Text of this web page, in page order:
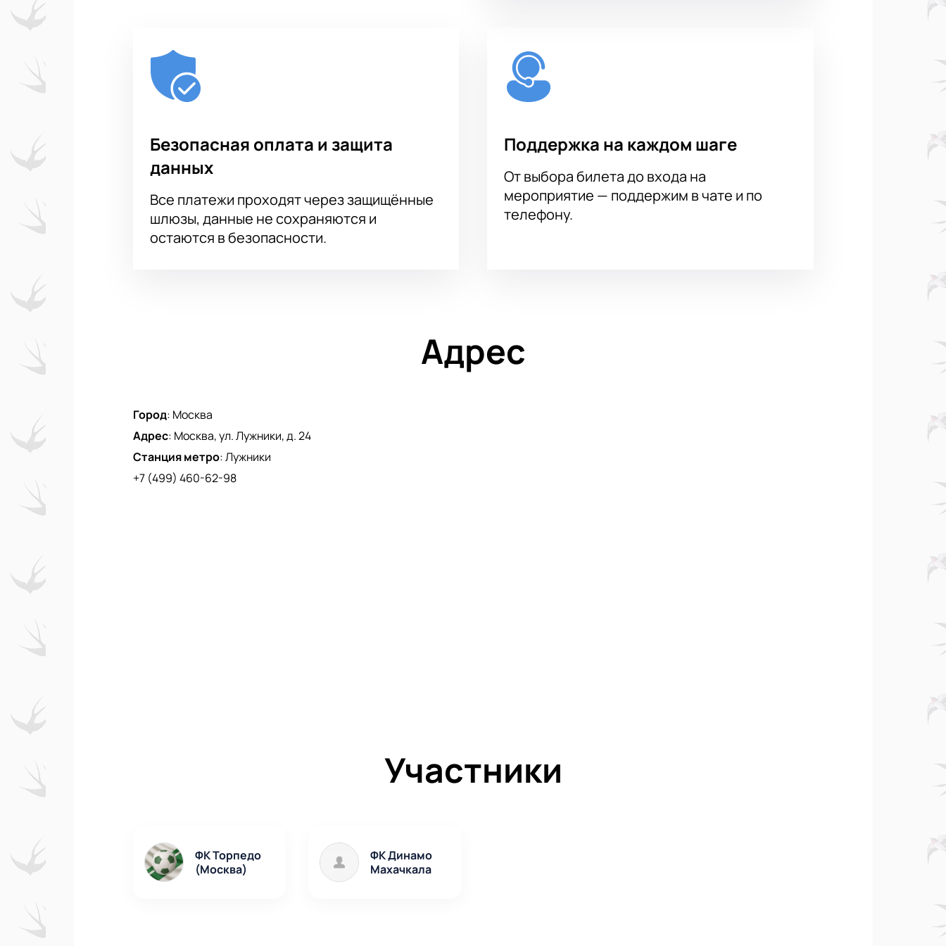
Безопасная оплата и защита
данных
Все платежи проходят через защищённые
шлюзы, данные не сохраняются и
остаются в безопасности.
Поддержка на каждом шаге
От выбора билета до входа на
мероприятие — поддержим в чате и по
телефону.
Адрес
Город: Москва
Адрес: Москва, ул. Лужники, д. 24
Станция метро:Лужники
+7 (499) 460-62-98
Участники
ФК Торпедо
(Москва)
ФК Динамо
Махачкала